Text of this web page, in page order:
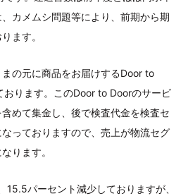
カメムシ問題等により、前期から期
ます。
の元に商品をお届けするDoor to
おります。このDoor to Doorのサービ
めて集金し、後で検査代金を検査セ
っておりますので、売上が物流セグ
ります。
15.5パーセント減少しておりますが、